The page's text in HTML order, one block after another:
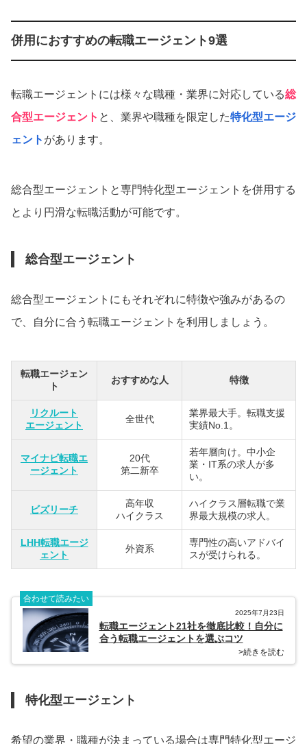
併用におすすめの転職エージェント9選
転職エージェントには様々な職種・業界に対応している総
合型エージェント と、業界や職種を限定した特化型エージ
ェント があります。
総合型エージェントと専門特化型エージェントを併用する
とより円滑な転職活動が可能です。
総合型エージェント
総合型エージェントにもそれぞれに特徴や強みがあるの
で、自分に合う転職エージェントを利用しましょう。
転職エージェン
ト
おすすめな人 特徴
リクルート
エージェント
全世代
業界最大手。転職支援
実績No.1。
マイナビ転職エ
ージェント
20代
第二新卒
若年層向け。中小企
業・IT系の求人が多
い。
ビズリーチ
高年収
ハイクラス
ハイクラス層転職で業
界最大規模の求人。
LHH転職エージ
ェント
外資系
専門性の高いアドバイ
スが受けられる。
合わせて読みたい
2025年7月23日
転職エージェント21社を徹底比較！自分に
合う転職エージェントを選ぶコツ
>続きを読む
特化型エージェント
希望の業界・職種が決まっている場合は専門特化型エージ